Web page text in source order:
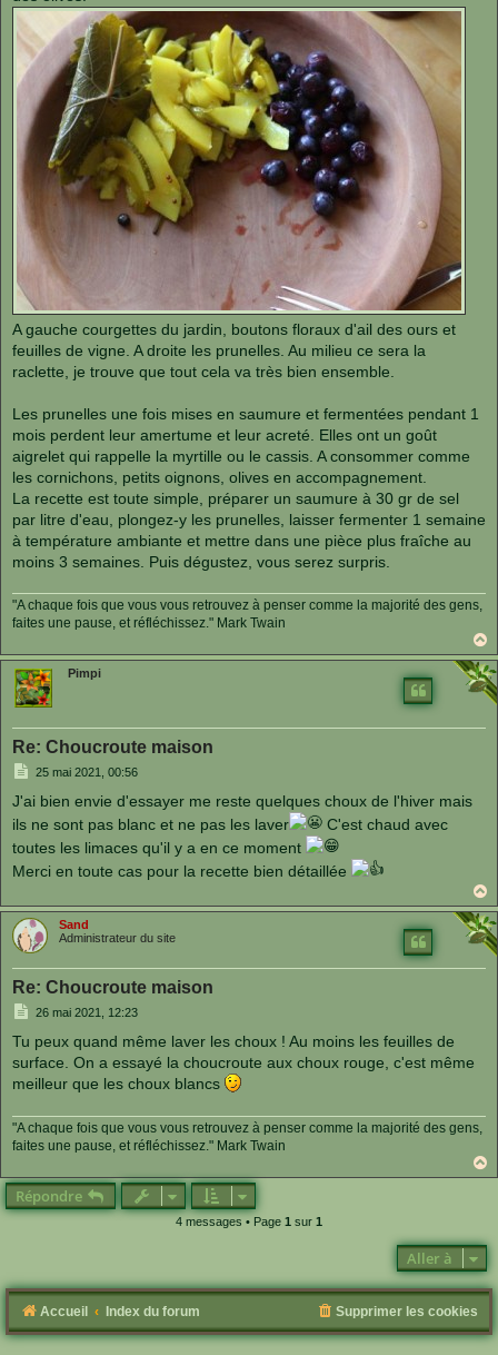
A gauche courgettes du jardin, boutons floraux d'ail des ours et
feuilles de vigne. A droite les prunelles. Au milieu ce sera la
raclette, je trouve que tout cela va très bien ensemble.
Les prunelles une fois mises en saumure et fermentées pendant 1
mois perdent leur amertume et leur acreté. Elles ont un goût
aigrelet qui rappelle la myrtille ou le cassis. A consommer comme
les cornichons, petits oignons, olives en accompagnement.
La recette est toute simple, préparer un saumure à 30 gr de sel
par litre d'eau, plongez-y les prunelles, laisser fermenter 1 semaine
à température ambiante et mettre dans une pièce plus fraîche au
moins 3 semaines. Puis dégustez, vous serez surpris.
"A chaque fois que vous vous retrouvez à penser comme la majorité des gens,
faites une pause, et réfléchissez." Mark Twain
a
u
t
Pimpi
Re: Choucroute maison
M
s
s
a
e
25 mai 2021, 00:56
J'ai bien envie d'essayer me reste quelques choux de l'hiver mais
ils ne sont pas blanc et ne pas les laver
C'est chaud avec
toutes les limaces qu'il y a en ce moment
Merci en toute cas pour la recette bien détaillée
a
u
t
Sand
Administrateur du site
Re: Choucroute maison
M
s
a
g
e
26 mai 2021, 12:23
Tu peux quand même laver les choux ! Au moins les feuilles de
surface. On a essayé la choucroute aux choux rouge, c'est même
meilleur que les choux blancs
"A chaque fois que vous vous retrouvez à penser comme la majorité des gens,
faites une pause, et réfléchissez." Mark Twain
a
Répondre
4 messages • Page 1 sur 1
Aller à
Accueil Index du forum Supprimer les cookies